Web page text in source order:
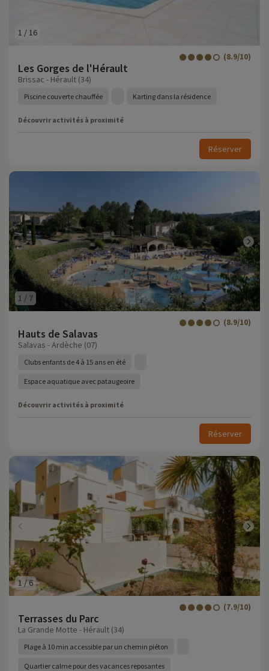
1 /16
Les Gorges de l'Hérault
(8.9/10)
Brissac - Hérault (34)
Piscine couverte chauffée Karting dans la résidence
Découvrir activités à proximité
Réserver
1 / 7
Hauts de Salavas
(8.9/10)
Salavas - Ardèche (07)
Clubs enfants de 4 à 15 ans en été
Espace aquatique avec pataugeoire
Découvrir activités à proximité
Réserver
1 /6
Terrasses du Parc
(7.9/10)
La Grande Motte - Hérault (34)
Plage à 10 min accessible par un chemin piéton
Quartier calme pour des vacances reposantes